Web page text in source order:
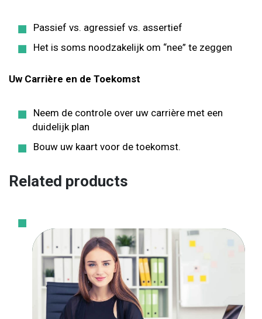
Passief vs. agressief vs. assertief
Het is soms noodzakelijk om “nee” te zeggen
Uw Carrière en de Toekomst
Neem de controle over uw carrière met een
duidelijk plan
Bouw uw kaart voor de toekomst.
Related products